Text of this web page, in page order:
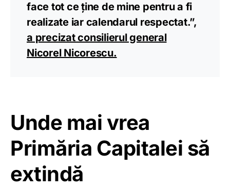
face tot ce ține de mine pentru a fi
realizate iar calendarul respectat.”,
a precizat consilierul general
Nicorel Nicorescu.
Unde mai vrea
Primăria Capitalei să
extindă